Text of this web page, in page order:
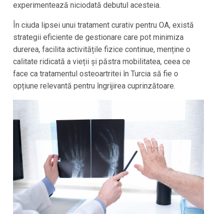
experimentează niciodată debutul acesteia.
În ciuda lipsei unui tratament curativ pentru OA, există
strategii eficiente de gestionare care pot minimiza
durerea, facilita activitățile fizice continue, menține o
calitate ridicată a vieții și păstra mobilitatea, ceea ce
face ca tratamentul osteoartritei în Turcia să fie o
opțiune relevantă pentru îngrijirea cuprinzătoare.